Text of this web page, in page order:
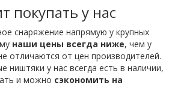
покупать у нас
снаряжение напрямую у крупных
наши цены всегда ниже, чем у
отличаются от цен производителей.
ништяки у нас всегда есть в наличии,
и можно сэкономить на